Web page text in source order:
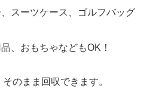
スーツケース、ゴルフバッグ
、おもちゃなどもOK！
のまま回収できます。